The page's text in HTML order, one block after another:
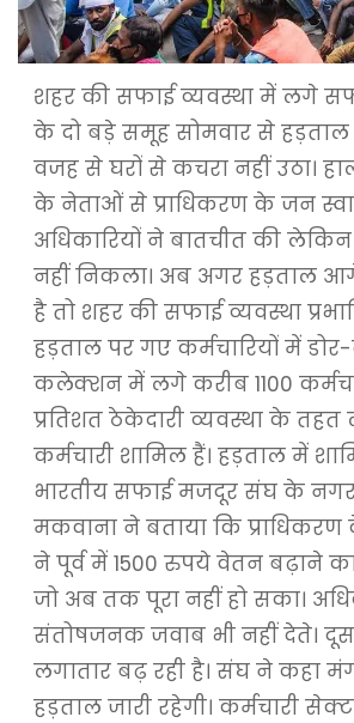
शहर की सफाई व्यवस्था में लगे
के दो बड़े समूह सोमवार से
वजह से घरों से कचरा नहीं उठा।
के नेताओं से प्राधिकरण के जन
अधिकारियों ने बातचीत की
नहीं निकला। अब अगर हड़ताल आगे
है तो शहर की सफाई व्यवस्था
हड़ताल पर गए कर्मचारियों में
कलेक्शन में लगे करीब 1100
प्रतिशत ठेकेदारी व्यवस्था के
कर्मचारी शामिल हैं। हड़ताल में
भारतीय सफाई मजदूर संघ के नगर
मकवाना ने बताया कि प्राधिकरण
ने पूर्व में 1500 रुपये वेतन बढ़ाने का
जो अब तक पूरा नहीं हो सका।
संतोषजनक जवाब भी नहीं देते।
लगातार बढ़ रही है। संघ ने कहा
हड़ताल जारी रहेगी। कर्मचारी